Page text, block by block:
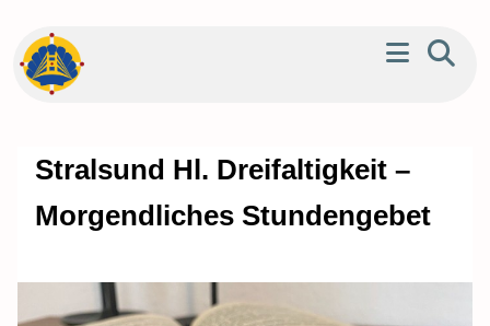
Stralsund Hl. Dreifaltigkeit –
Morgendliches Stundengebet